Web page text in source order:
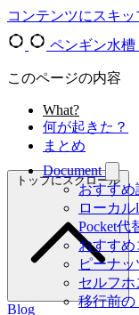
コンテンツにスキッ
ペンギン水槽
Document
おすすめ
ローカル
Pocket代
おすすめ
ピーナ
セルフ
移行前の
このページの内容
What?
何が起きた？
まとめ
トップにスクロール
Blog